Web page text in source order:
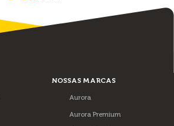
NOSSAS MARCAS
Aurora
Aurora Premium